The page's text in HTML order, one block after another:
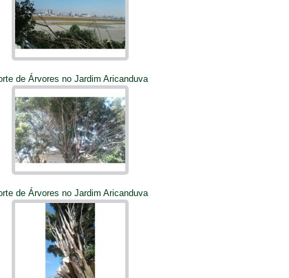
de Árvores no Jardim Aricanduva
de Árvores no Jardim Aricanduva